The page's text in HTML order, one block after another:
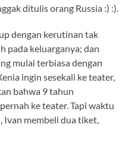
ditulis orang Russia :) :).
dengan kerutinan tak
pada keluarganya; dan
mulai terbiasa dengan
ingin sesekali ke teater,
bahwa 9 tahun
ke teater. Tapi waktu
membeli dua tiket,